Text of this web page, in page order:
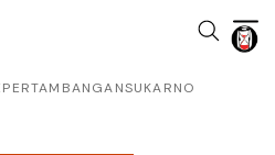
PERTAMBANGANSUKARNO